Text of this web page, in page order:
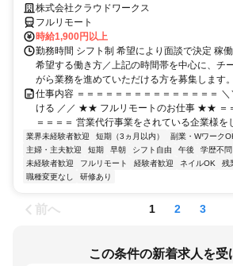
働80時間で安定収入！
株式会社クラウドワークス
フルリモート
時給1,900円以上
勤務時間 シフト制 希望により面談で決定 稼
希望する働き方／上記の時間帯を中心に、チ
がら業務を進めていただける方を募集します
仕事内容 ＝＝＝＝＝＝＝＝＝＝＝＝＝＝＝
ける ／／ ★★ フルリモートのお仕事 ★★ ＝
＝＝＝＝ 営業代行事業をされている企業様を
業界未経験者歓迎 短期（3ヵ月以内） 副業・Wワーク
主婦・主夫歓迎
短期 早朝 シフト自由 午後 学歴不問
未経験者歓迎
フルリモート 経験者歓迎 ネイルOK 残
職種変更なし
研修あり
前へ 1 2 3
この条件の新着求人を受